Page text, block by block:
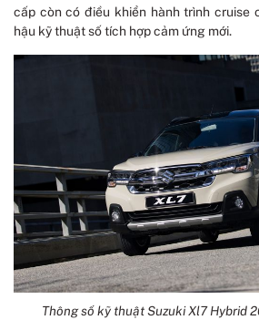
cấp còn có điều khiển hành trình cruise
hậu kỹ thuật số tích hợp cảm ứng mới.
Thông số kỹ thuật Suzuki Xl7 Hybrid